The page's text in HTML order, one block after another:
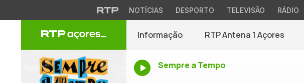
NOTÍCIAS DESPORTO TELEVISÃO RÁDIO
Informação RTP Antena 1 Açores
Sempre a Tempo